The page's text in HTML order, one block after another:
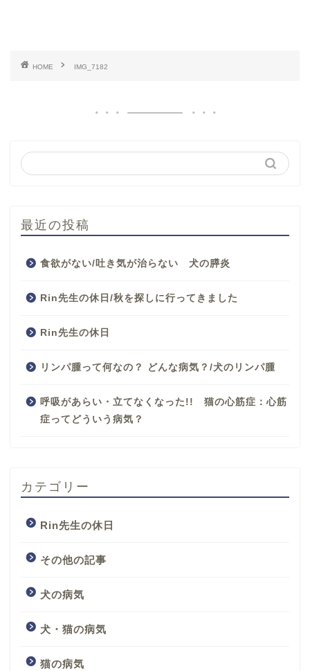
HOME IMG_7182
最近の投稿
食欲がない/吐き気が治らない 犬の膵炎
Rin先生の休日/秋を探しに行ってきました
Rin先生の休日
リンパ腫って何なの？ どんな病気？/犬のリンパ腫
呼吸があらい・立てなくなった!! 猫の心筋症：心筋
症ってどういう病気？
カテゴリー
Rin先生の休日
その他の記事
犬の病気
犬・猫の病気
猫の病気